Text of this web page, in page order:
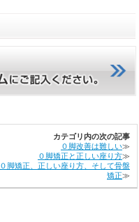
カテゴリ内の次の記事
０脚改善は難しい≫
０脚矯正と正しい座り方≫
０脚矯正、正しい座り方、そして骨盤
矯正≫